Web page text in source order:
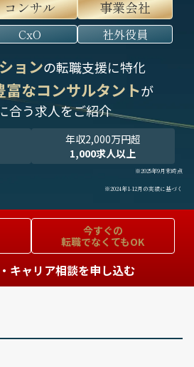
コンサル 事業会社
CxO 社外役員
ョンの転職支援に特化
なコンサルタントが
合う求人をご紹介
年収2,000万円超
1,000求人以上
※2025年9月末時点
※2024年1-12月の実績に基づく
今すぐの
転職でなくてもOK
キャリア相談を申し込む